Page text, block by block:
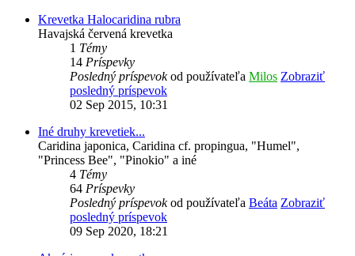
Krevetka Halocaridina rubra
Havajská červená krevetka
1 Témy
14 Príspevky
Posledný príspevokod používateľa Milos Zobraziť
posledný príspevok
02 Sep 2015, 10:31
Iné druhy krevetiek...
Caridina japonica, Caridina cf. propingua, "Humel",
"Princess Bee", "Pinokio" a iné
4 Témy
64 Príspevky
Posledný príspevokod používateľa Beáta Zobraziť
posledný príspevok
09 Sep 2020, 18:21